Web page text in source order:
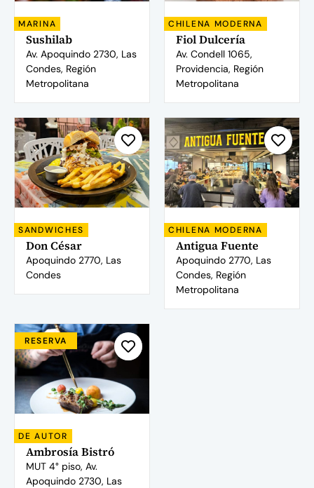
MARINA
Sushilab
Av. Apoquindo 2730, Las
Condes, Región
Metropolitana
CHILENA MODERNA
Fiol Dulcería
Av. Condell 1065,
Providencia, Región
Metropolitana
SANDWICHES
Don César
Apoquindo 2770, Las
Condes
CHILENA MODERNA
Antigua Fuente
Apoquindo 2770, Las
Condes, Región
Metropolitana
RESERVA
DE AUTOR
Ambrosía Bistró
MUT 4° piso, Av.
Apoquindo 2730, Las